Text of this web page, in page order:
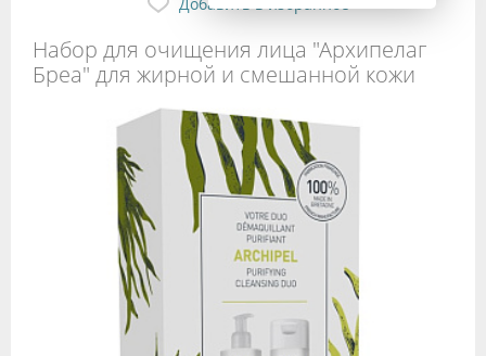
Набор для очищения лица "Архипелаг
Бреа" для жирной и смешанной кожи